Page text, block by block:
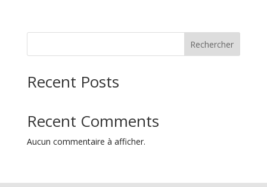
Rechercher
Recent Posts
Recent Comments
Aucun commentaire à afficher.